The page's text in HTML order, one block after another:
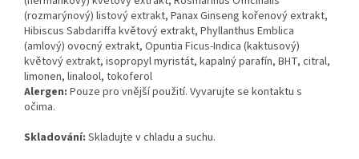
(rozmarýnový) listový extrakt, Panax Ginseng kořenový extrakt,
Hibiscus Sabdariffa květový extrakt, Phyllanthus Emblica
(amlový) ovocný extrakt, Opuntia Ficus-Indica (kaktusový)
květový extrakt, isopropyl myristát, kapalný parafín, BHT, citral,
limonen, linalool, tokoferol
Alergen: Pouze pro vnější použití. Vyvarujte se kontaktu s
očima.
Skladování: Skladujte v chladu a suchu.